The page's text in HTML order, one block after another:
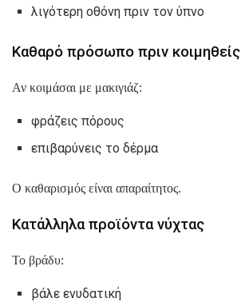
λιγότερη οθόνη πριν τον ύπνο
Καθαρό πρόσωπο πριν κοιμηθείς
Αν κοιμάσαι με μακιγιάζ:
φράζεις πόρους
επιβαρύνεις το δέρμα
Ο καθαρισμός είναι απαραίτητος.
Κατάλληλα προϊόντα νύχτας
Το βράδυ:
βάλε ενυδατική